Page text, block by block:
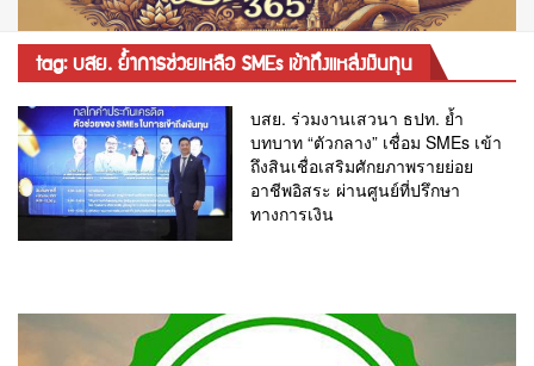
tag: บสย. ย้ำการช่วยเหลือ SMEs เข้าถึงแหล่งเงินทุน
บสย. ร่วมงานเสวนา ธปท. ย้ำ
บทบาท “ตัวกลาง” เชื่อม SMEs เข้า
ถึงสินเชื่อเสริมศักยภาพรายย่อย
อาชีพอิสระ ผ่านศูนย์ที่ปรึกษา
ทางการเงิน